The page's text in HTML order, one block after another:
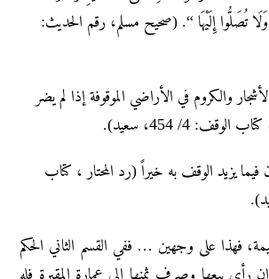
وَلَا تُصَلُّوا إِلَيْهَا “. (صحيح مسلم، رقم الحديث:
والکروم في الأراضي الموقوفة إذا لم یضر
4/ 454، سعید).
فیما یزید الوقف به خیراً (رد المحتار ، کتاب
فھذا علی وجھین … ففي القسم الثاني الحکم
رأی بیعھا وصرف ثمنھا إلى عمارۃ المقبرۃ فله